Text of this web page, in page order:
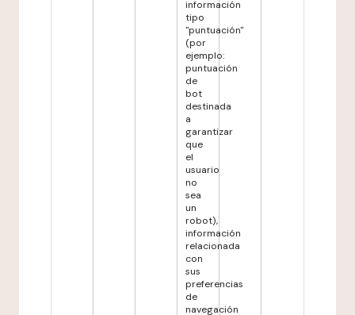
información
tipo
"puntuación"
(por
ejemplo:
puntuación
de
bot
destinada
a
garantizar
que
el
usuario
no
sea
un
robot),
información
relacionada
con
sus
preferencias
de
navegación